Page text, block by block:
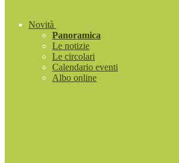
Novità
Panoramica
Le notizie
Le circolari
Calendario eventi
Albo online